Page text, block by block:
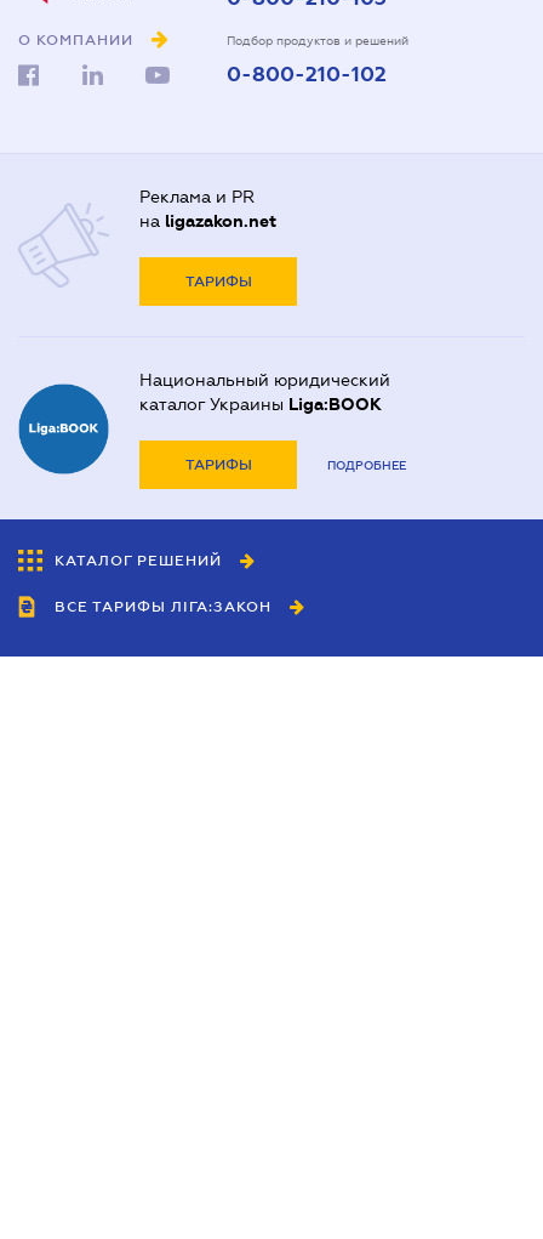
О КОМПАНИИ Подбор продуктов и решений
0-800-210-102
Реклама и PR
на ligazakon.net
ТАРИФЫ
Национальный юридический
каталог Украины Liga:BOOK
ТАРИФЫ ПОДРОБНЕЕ
КАТАЛОГ РЕШЕНИЙ
ВСЕ ТАРИФЫ ЛІГА:ЗАКОН